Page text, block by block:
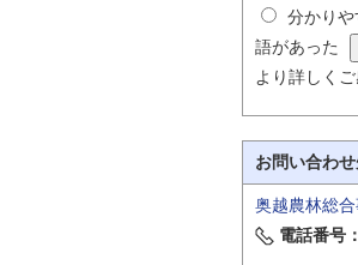
分かりや
語があった
より詳しく
お問い合わ
奥越農林総
電話番号：